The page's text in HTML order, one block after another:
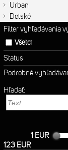
Urban
Detské
Filter vyhľadávania
Všetci
Status
Podrobné
Hľadať:
1 EUR
123 EUR